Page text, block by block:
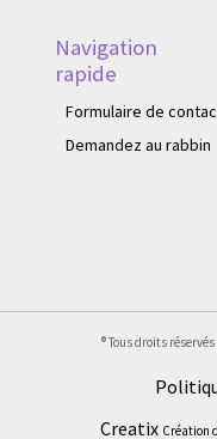
Navigation
rapide
Formulaire de
Demandez au rabbin
® Tous droits
Creatix Création